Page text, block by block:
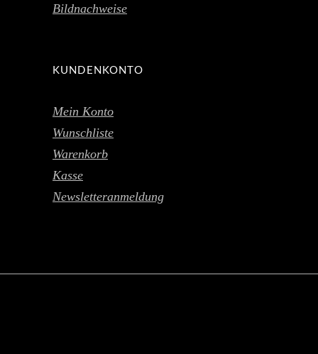
Bildnachweise
KUNDENKONTO
Mein Konto
Wunschliste
Warenkorb
Kasse
Newsletteranmeldung